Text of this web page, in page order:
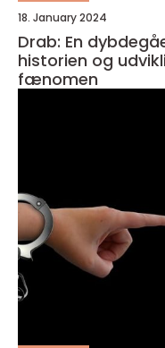
18. January 2024
Drab: En
historien og
fænomen